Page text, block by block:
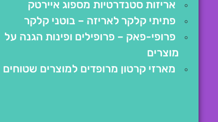
אריזות סטנדרטיות מספוג איירטק
פתיתי קלקר לאריזה – בוטני קלקר
פרופי-פאק – פרופילים ופינות הגנה על
מוצרים
מארזי קרטון מרופדים למוצרים שטוחים